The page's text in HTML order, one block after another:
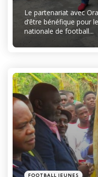
Le partenariat avec
d’être bénéfique pour
nationale de football...
Catégories
Posté
FOOTBALL JEUNES